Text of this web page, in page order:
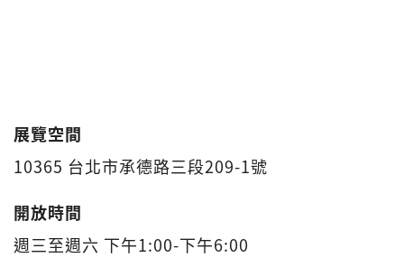
展覽空間
10365 台北市承德路三段209-1號
開放時間
週三至週六 下午1:00-下午6:00